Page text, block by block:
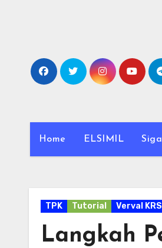
Home ELSIMIL Siga
TPK Tutorial Verval KRS
Langkah